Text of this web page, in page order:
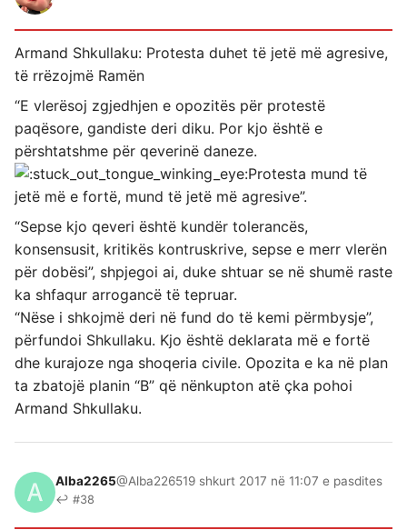
Armand Shkullaku: Protesta duhet të jetë më agresive,
të rrëzojmë Ramën
“E vlerësoj zgjedhjen e opozitës për protestë
paqësore, gandiste deri diku. Por kjo është e
përshtatshme për qeverinë daneze.
Protesta mund të
jetë më e fortë, mund të jetë më agresive”.
“Sepse kjo qeveri është kundër tolerancës,
konsensusit, kritikës kontruskrive, sepse e merr vlerën
për dobësi”, shpjegoi ai, duke shtuar se në shumë raste
ka shfaqur arrogancë të tepruar.
“Nëse i shkojmë deri në fund do të kemi përmbysje”,
përfundoi Shkullaku. Kjo është deklarata më e fortë
dhe kurajoze nga shoqeria civile. Opozita e ka në plan
ta zbatojë planin “B” që nënkupton atë çka pohoi
Armand Shkullaku.
Alba2265@Alba226519 shkurt 2017 në 11:07 e pasdites
↩ #38